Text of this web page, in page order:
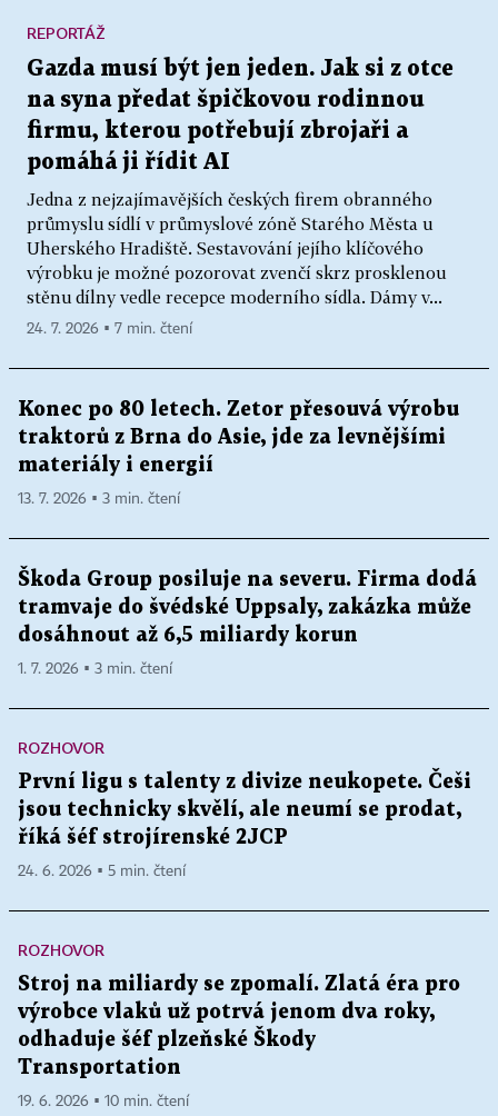
Gazda musí být jen jeden. Jak si z otce
na syna předat špičkovou rodinnou
firmu, kterou potřebují zbrojaři a
pomáhá ji řídit AI
Jedna z nejzajímavějších českých firem obranného
průmyslu sídlí v průmyslové zóně Starého Města u
Uherského Hradiště. Sestavování jejího klíčového
výrobku je možné pozorovat zvenčí skrz prosklenou
stěnu dílny vedle recepce moderního sídla. Dámy v...
REPORTÁŽ
24. 7. 2026 ▪ 7 min. čtení
Konec po 80 letech. Zetor přesouvá výrobu
traktorů z Brna do Asie, jde za levnějšími
materiály i energií
13. 7. 2026 ▪ 3 min. čtení
Škoda Group posiluje na severu. Firma dodá
tramvaje do švédské Uppsaly, zakázka může
dosáhnout až 6,5 miliardy korun
1. 7. 2026 ▪ 3 min. čtení
ROZHOVOR
První ligu s talenty z divize neukopete. Češi
jsou technicky skvělí, ale neumí se prodat,
říká šéf strojírenské 2JCP
24. 6. 2026 ▪ 5 min. čtení
ROZHOVOR
Stroj na miliardy se zpomalí. Zlatá éra pro
výrobce vlaků už potrvá jenom dva roky,
odhaduje šéf plzeňské Škody
Transportation
19. 6. 2026 ▪ 10 min. čtení